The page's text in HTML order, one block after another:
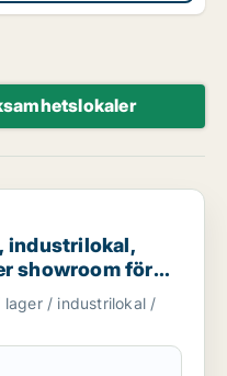
butik, undervisning
industrilokal,
showroom för
/ industrilokal /